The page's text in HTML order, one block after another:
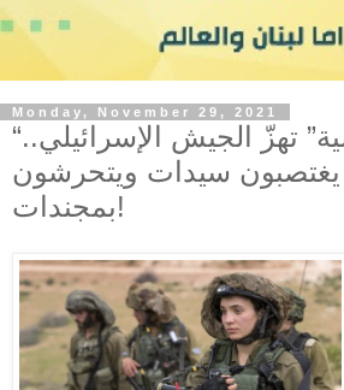
Monday, November 29, 2021
“فضائح جنسية” تهزّ الجيش الإسرائيلي..
سيدات ويتحرشون
بمجندات!